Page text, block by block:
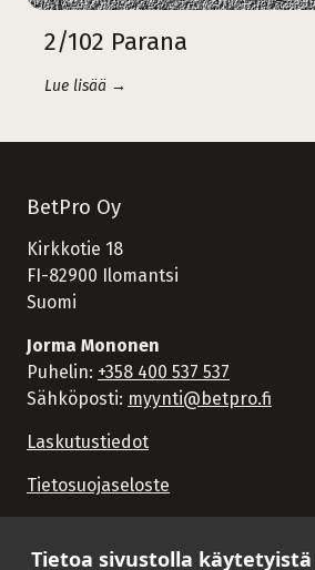
Tietoa sivustolla
2/102 Parana
Lue lisää →
BetPro Oy
Kirkkotie 18
FI-82900 Ilomantsi
Suomi
Jorma Mononen
Puhelin: +358 400 537 537
Sähköposti: myynti@betpro.fi
Laskutustiedot
Tietosuojaseloste